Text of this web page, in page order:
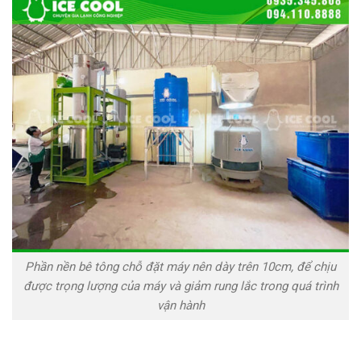
Phần nền bê tông chỗ đặt máy nên dày trên 10cm, để chịu
được trọng lượng của máy và giảm rung lắc trong quá trình
vận hành